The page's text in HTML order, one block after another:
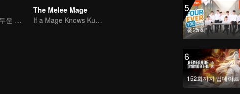
하늘을 걷는 어두운 그림자, 혼을 불태워 마음을 지키다
The Melee Mage
If a Mage Knows Kung Fu, No One Can Stop Him
5
총25회
6
152회까지 업데이트